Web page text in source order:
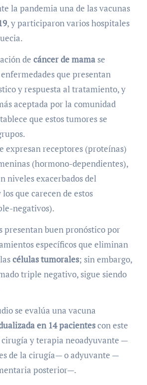
la pandemia una de las vacunas
, y participaron varios hospitales
de cáncer de mama se
que presentan
y respuesta al tratamiento, y
aceptada por la comunidad
que estos tumores se
expresan receptores (proteínas)
(hormono-dependientes),
niveles exacerbados del
los que carecen de estos
negativos).
presentan buen pronóstico por
específicos que eliminan
células tumorales; sin embargo,
triple negativo, sigue siendo
se evalúa una vacuna
en 14 pacientescon este
y terapia neoadyuvante —
de la cirugía— o adyuvante —
posterior—.